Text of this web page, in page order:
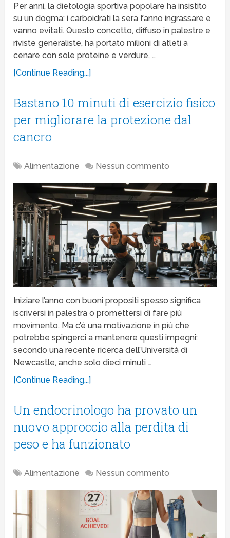
Per anni, la dietologia sportiva popolare ha insistito
su un dogma: i carboidrati la sera fanno ingrassare e
vanno evitati. Questo concetto, diffuso in palestre e
riviste generaliste, ha portato milioni di atleti a
cenare con sole proteine e verdure, …
[Continue Reading...]
Bastano 10 minuti di esercizio fisico
per migliorare la protezione dal
cancro
Alimentazione Nessun commento
Iniziare l’anno con buoni propositi spesso significa
iscriversi in palestra o promettersi di fare più
movimento. Ma c’è una motivazione in più che
potrebbe spingerci a mantenere questi impegni:
secondo una recente ricerca dell’Università di
Newcastle, anche solo dieci minuti …
[Continue Reading...]
Un endocrinologo ha provato un
nuovo approccio alla perdita di
peso e ha funzionato
Alimentazione Nessun commento